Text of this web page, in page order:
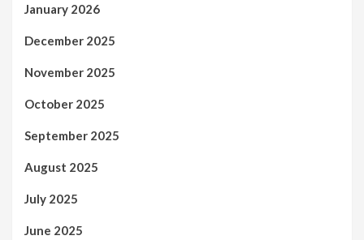
January 2026
December 2025
November 2025
October 2025
September 2025
August 2025
July 2025
June 2025